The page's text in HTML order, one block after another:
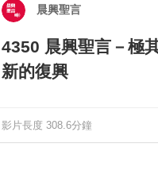
晨興聖言
4350 晨興聖言－極
新的復興
影片長度 308.6分鐘